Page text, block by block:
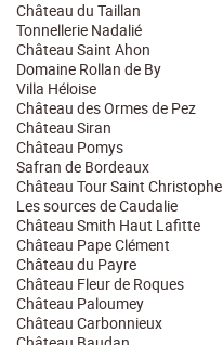
Château du Taillan
Tonnellerie Nadalié
Château Saint Ahon
Domaine Rollan de By
Villa Héloise
Château des Ormes de Pez
Château Siran
Château Pomys
Safran de Bordeaux
Château Tour Saint Christophe
Les sources de Caudalie
Château Smith Haut Lafitte
Château Pape Clément
Château du Payre
Château Fleur de Roques
Château Paloumey
Château Carbonnieux